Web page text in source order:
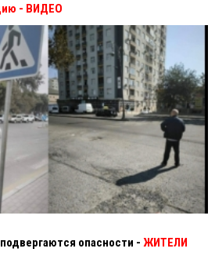
- ВИДЕО
опасности - ЖИТЕЛИ